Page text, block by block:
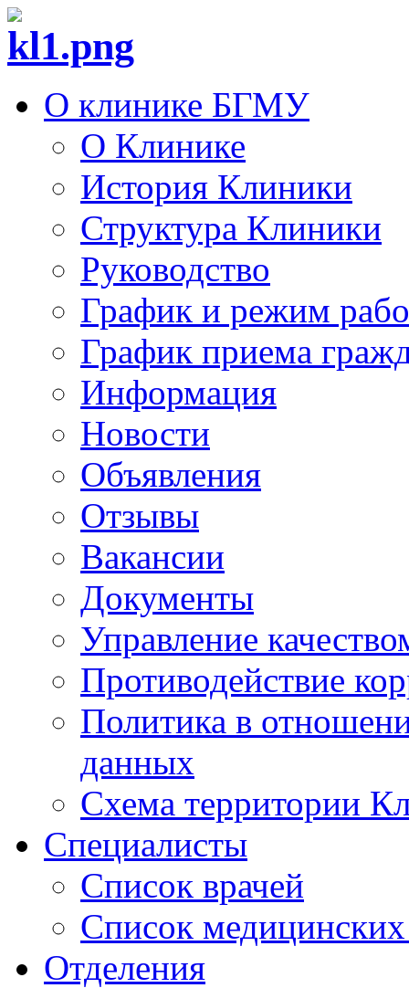
О клинике БГМУ
О Клинике
История Клиники
Структура Клиники
Руководство
График и режим
График приема
Информация
Новости
Объявления
Отзывы
Вакансии
Документы
Управление
Противодействие
Политика в
данных
Схема территории
Специалисты
Список врачей
Список медицинских
Отделения